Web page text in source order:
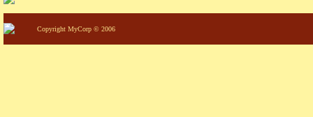
Copyright MyCorp © 2006